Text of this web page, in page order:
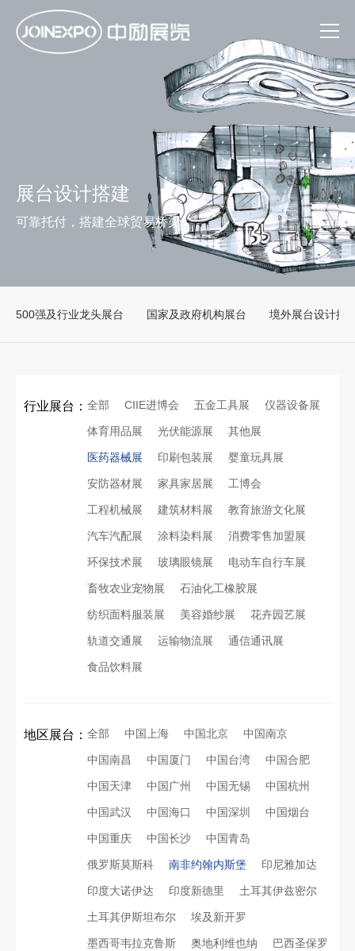
展台设计搭建
可靠托付，搭建全球贸易桥梁
500强及行业龙头展台 国家及政府机构展台 境外展台设计搭
行业展台： 全部 CIIE进博会 五金工具展 仪器设备展
体育用品展 光伏能源展 其他展
医药器械展 印刷包装展 婴童玩具展
安防器材展 家具家居展 工博会
工程机械展 建筑材料展 教育旅游文化展
汽车汽配展 涂料染料展 消费零售加盟展
环保技术展 玻璃眼镜展 电动车自行车展
畜牧农业宠物展 石油化工橡胶展
纺织面料服装展 美容婚纱展 花卉园艺展
轨道交通展 运输物流展 通信通讯展
食品饮料展
地区展台： 全部 中国上海 中国北京 中国南京
中国南昌 中国厦门 中国台湾 中国合肥
中国天津 中国广州 中国无锡 中国杭州
中国武汉 中国海口 中国深圳 中国烟台
中国重庆 中国长沙 中国青岛
俄罗斯莫斯科 南非约翰内斯堡 印尼雅加达
印度大诺伊达 印度新德里 土耳其伊兹密尔
土耳其伊斯坦布尔 埃及新开罗
墨西哥韦拉克鲁斯 奥地利维也纳 巴西圣保罗